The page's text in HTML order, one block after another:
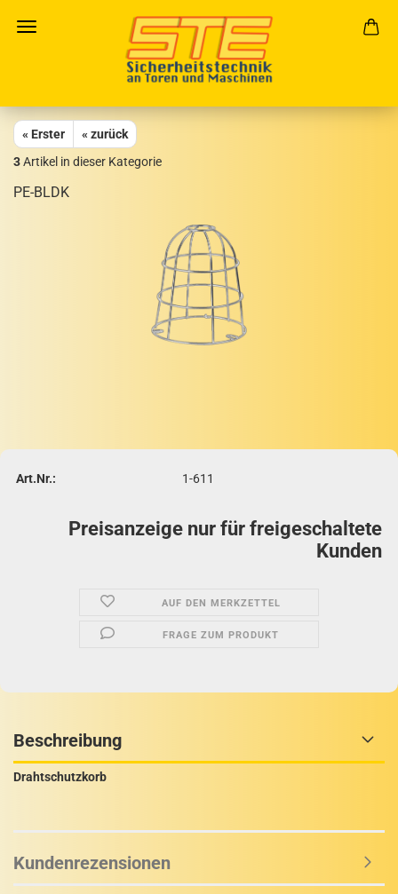
« Erster
« zurück
3Artikel in dieser Kategorie
PE-​BLDK
Art.Nr.: 1-611
Preisanzeige nur für freigeschaltete
Kunden
AUF DEN MERKZETTEL
FRAGE ZUM PRODUKT
Beschreibung
Drahtschutzkorb
Kundenrezensionen